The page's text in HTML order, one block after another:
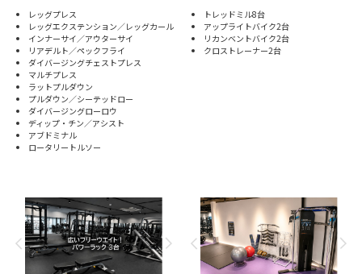
レッグプレス
レッグエクステンション／レッグカール
インナーサイ／アウターサイ
リアデルト／ペックフライ
ダイバージングチェストプレス
マルチプレス
ラットプルダウン
プルダウン／シーテッドロー
ダイバージングローロウ
ディップ・チン／アシスト
アブドミナル
ロータリートルソー
トレッドミル8台
アップライトバイク2台
リカンベントバイク2台
クロストレーナー2台